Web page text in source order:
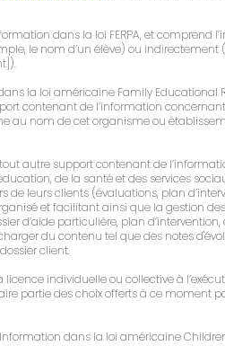
dans la loi FERPA, et comprend
le nom d’un élève) ou
la loi américaine Family Educational
contenant de l’information
nom de cet organisme ou
autre support contenant de
de la santé et des services
leurs clients (évaluations, plan
et facilitant ainsi que la gestion
d’aide particulière, plan
du contenu tel que des notes
client.
individuelle ou collective à
partie des choix offerts à ce moment
dans la loi américaine